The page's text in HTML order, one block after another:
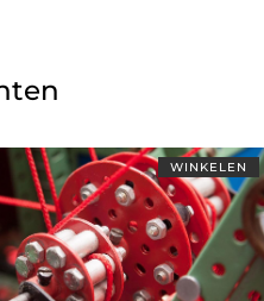
WINKELEN